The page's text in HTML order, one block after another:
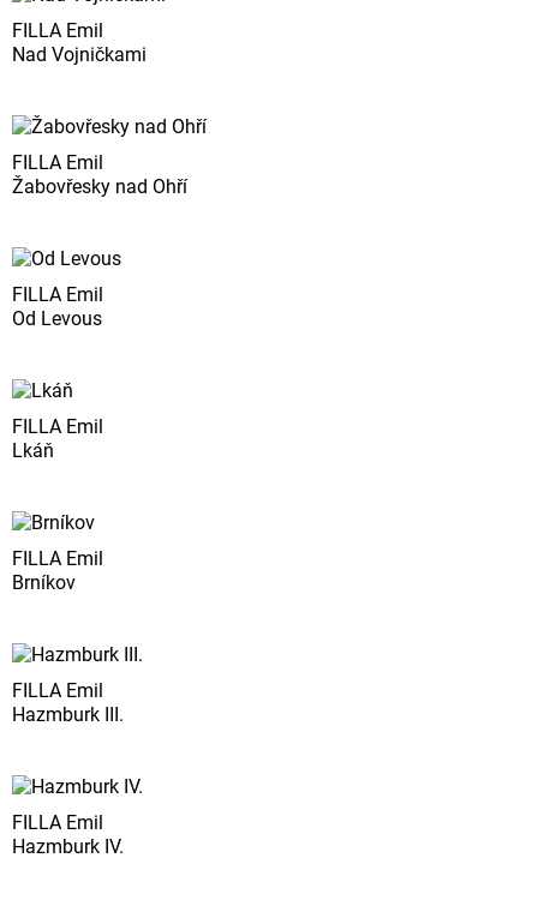
FILLA Emil
Nad Vojničkami
FILLA Emil
Žabovřesky nad Ohří
FILLA Emil
Od Levous
FILLA Emil
Lkáň
FILLA Emil
Brníkov
FILLA Emil
Hazmburk III.
FILLA Emil
Hazmburk IV.